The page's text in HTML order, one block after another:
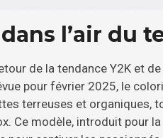
l’air du
de la tendance Y2K et de
pour février 2025, le
terreuses et organiques,
Ce modèle, introduit pour